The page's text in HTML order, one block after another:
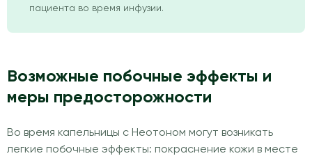
пациента во время инфузии.
Возможные побочные эффекты и
меры предосторожности
Во время капельницы с Неотоном могут возникать
легкие побочные эффекты: покраснение кожи в месте